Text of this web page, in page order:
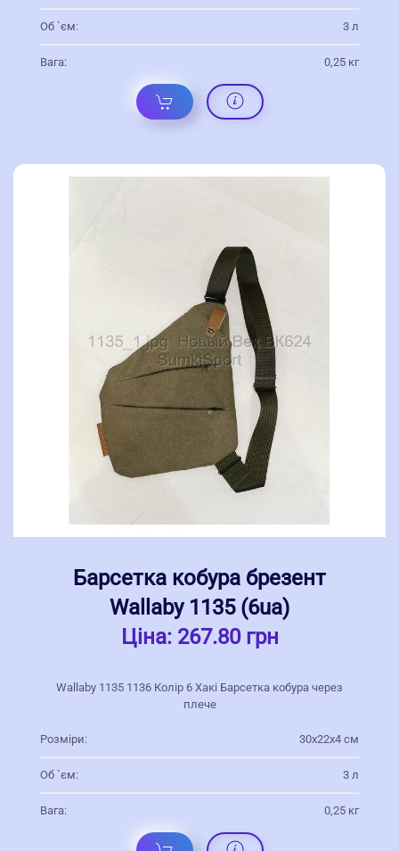
Об `єм: 3 л
Вага: 0,25 кг
Барсетка кобура брезент
Wallaby 1135 (6ua)
Ціна: 267.80 грн
Wallaby 1135 1136 Колір 6 Хакі Барсетка кобура через
плече
Розміри: 30x22x4 см
Об `єм: 3 л
Вага: 0,25 кг